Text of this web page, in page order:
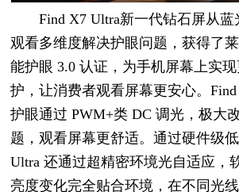
Find X7 Ultra新一代钻石屏从
观看多维度解决护眼问题，获得了
能护眼 3.0 认证，为手机屏幕上实
护，让消费者观看屏幕更安心。
护眼通过 PWM+类 DC 调光，极大
题，观看屏幕更舒适。通过硬件级
Ultra 还通过超精密环境光自适应，
亮度变化完全贴合环境，在不同光